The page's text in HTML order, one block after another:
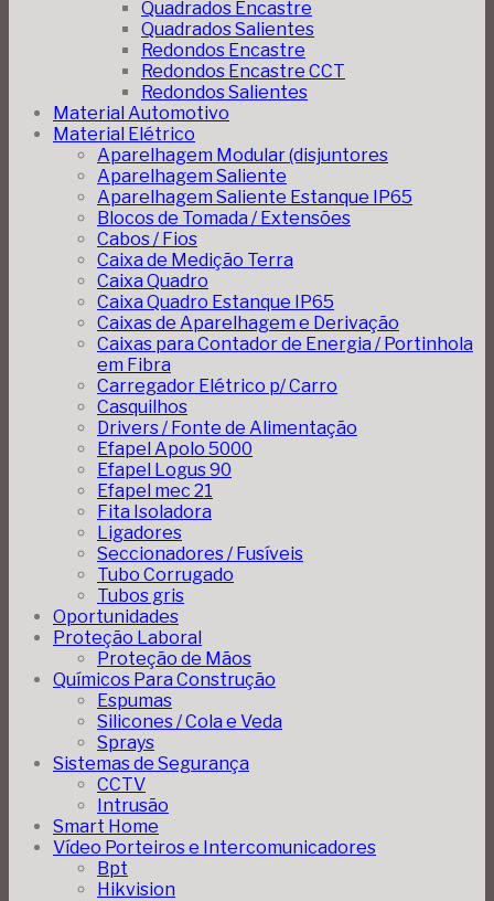
Quadrados Encastre
Quadrados Salientes
Redondos Encastre
Redondos Encastre CCT
Redondos Salientes
Material Automotivo
Material Elétrico
Aparelhagem Modular (disjuntores
Aparelhagem Saliente
Aparelhagem Saliente Estanque IP65
Blocos de Tomada / Extensões
Cabos / Fios
Caixa de Medição Terra
Caixa Quadro
Caixa Quadro Estanque IP65
Caixas de Aparelhagem e Derivação
Caixas para Contador de Energia / Portinhola
em Fibra
Carregador Elétrico p/ Carro
Casquilhos
Drivers / Fonte de Alimentação
Efapel Apolo 5000
Efapel Logus 90
Efapel mec 21
Fita Isoladora
Ligadores
Seccionadores / Fusíveis
Tubo Corrugado
Tubos gris
Oportunidades
Proteção Laboral
Proteção de Mãos
Químicos Para Construção
Espumas
Silicones / Cola e Veda
Sprays
Sistemas de Segurança
CCTV
Intrusão
Smart Home
Vídeo Porteiros e Intercomunicadores
Bpt
Hikvision